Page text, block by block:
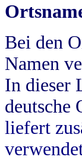
Bei den
Namen
In dieser
deutsche
liefert